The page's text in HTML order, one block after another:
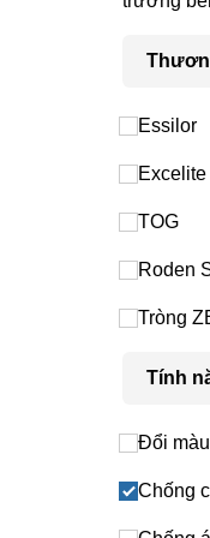
Essilor
Excelite
TOG
Roden
Tròng
Tính
Đổi màu
Chống